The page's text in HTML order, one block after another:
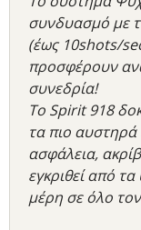
συνδυασμό με
(έως 10shots/
προσφέρουν
συνεδρία!
To Spirit 918
τα πιο αυστηρά
ασφάλεια,
εγκριθεί από
μέρη σε όλο